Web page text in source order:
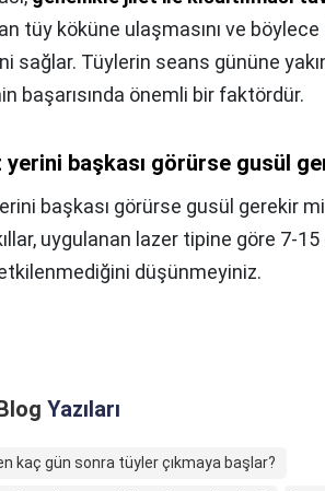
tüy köküne ulaşmasını ve
sağlar. Tüylerin seans gününe
başarısında önemli bir faktördür.
yerini başkası görürse gusül
başkası görürse gusül gerekir
uygulanan lazer tipine göre 7-15
etkilenmediğini düşünmeyiniz.
Yazıları
kaç gün sonra tüyler çıkmaya başlar?